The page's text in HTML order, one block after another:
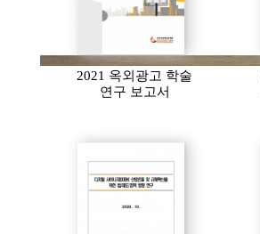
2021 옥외광고 학술
연구 보고서